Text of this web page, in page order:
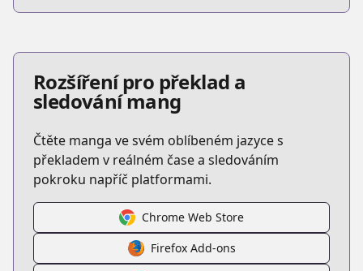
Rozšíření pro překlad a
sledování mang
Čtěte manga ve svém oblíbeném jazyce s
překladem v reálném čase a sledováním
pokroku napříč platformami.
Chrome Web Store
Firefox Add-ons